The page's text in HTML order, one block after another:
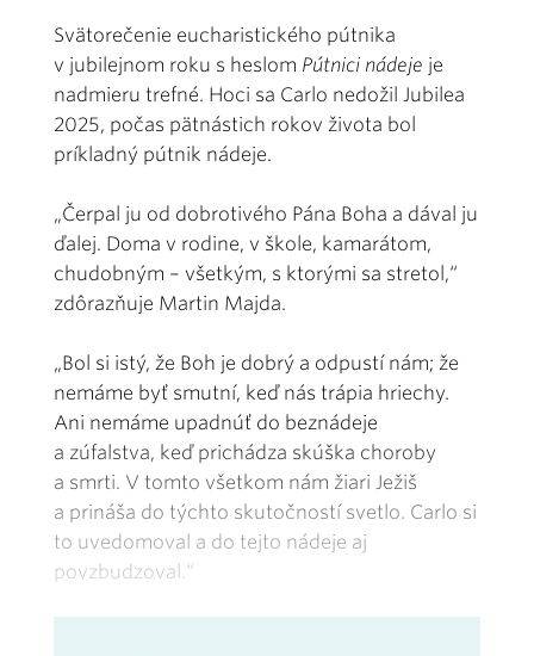
Svätorečenie eucharistického pútnika
v jubilejnom roku s heslom Pútnici nádeje je
nadmieru trefné. Hoci sa Carlo nedožil Jubilea
2025, počas pätnástich rokov života bol
príkladný pútnik nádeje.
„Čerpal ju od dobrotivého Pána Boha a dával ju
ďalej. Doma v rodine, v škole, kamarátom,
chudobným – všetkým, s ktorými sa stretol,“
zdôrazňuje Martin Majda.
„Bol si istý, že Boh je dobrý a odpustí nám; že
nemáme byť smutní, keď nás trápia hriechy.
Ani nemáme upadnúť do beznádeje
a zúfalstva, keď prichádza skúška choroby
a smrti. V tomto všetkom nám žiari Ježiš
a prináša do týchto skutočností svetlo. Carlo si
to uvedomoval a do tejto nádeje aj
povzbudzoval.“